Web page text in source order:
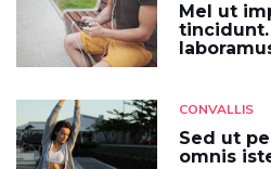
Mel ut
CONVALLIS
Sed ut
omnis